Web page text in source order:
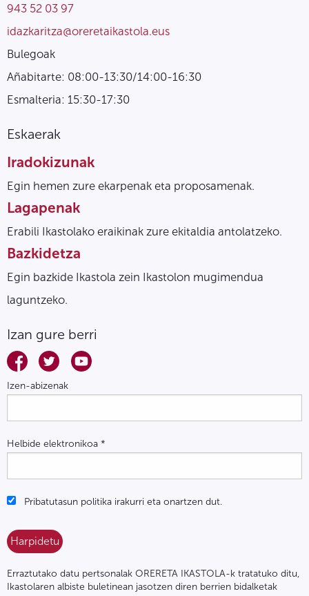
943 52 03 97
idazkaritza@oreretaikastola.eus
Bulegoak
Añabitarte: 08:00-13:30/14:00-16:30
Esmalteria: 15:30-17:30
Eskaerak
Iradokizunak
Egin hemen zure ekarpenak eta proposamenak.
Lagapenak
Erabili Ikastolako eraikinak zure ekitaldia antolatzeko.
Bazkidetza
Egin bazkide Ikastola zein Ikastolon mugimendua
laguntzeko.
Izan gure berri
Izen-abizenak
Helbide elektronikoa *
Pribatutasun politika irakurri eta onartzen dut.
Erraztutako datu pertsonalak ORERETA IKASTOLA-k tratatuko ditu,
Ikastolaren albiste buletinean jasotzen diren berrien bidalketak